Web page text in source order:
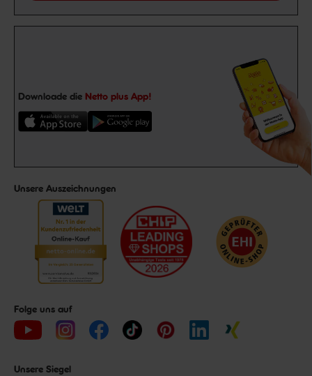
Downloade die Netto plus App!
Unsere Auszeichnungen
Folge uns auf
Unsere Siegel